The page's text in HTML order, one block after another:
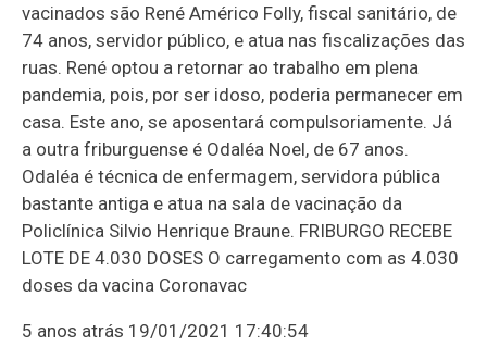
vacinados são René Américo Folly, fiscal sanitário, de
74 anos, servidor público, e atua nas fiscalizações das
ruas. René optou a retornar ao trabalho em plena
pandemia, pois, por ser idoso, poderia permanecer em
casa. Este ano, se aposentará compulsoriamente. Já
a outra friburguense é Odaléa Noel, de 67 anos.
Odaléa é técnica de enfermagem, servidora pública
bastante antiga e atua na sala de vacinação da
Policlínica Silvio Henrique Braune. FRIBURGO RECEBE
LOTE DE 4.030 DOSES O carregamento com as 4.030
doses da vacina Coronavac
5 anos atrás 19/01/2021 17:40:54